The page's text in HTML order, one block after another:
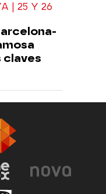
| 25 Y 26
claves